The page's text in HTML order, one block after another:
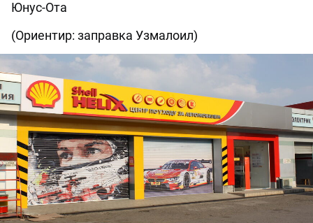
Юнус-Ота
(Ориентир: заправка Узмалоил)